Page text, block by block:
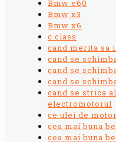
Bmw e60
Bmw x3
Bmw x6
c class
cand merita sa
cand se
cand se
cand se
cand se strica
electromotorul
ce ulei de
cea mai buna
cea mai buna